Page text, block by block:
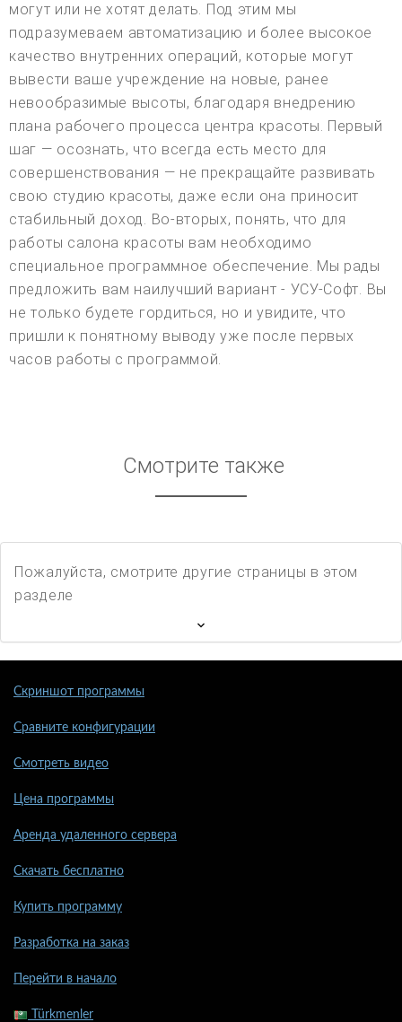
могут или не хотят делать. Под этим мы
подразумеваем автоматизацию и более высокое
качество внутренних операций, которые могут
вывести ваше учреждение на новые, ранее
невообразимые высоты, благодаря внедрению
плана рабочего процесса центра красоты. Первый
шаг — осознать, что всегда есть место для
совершенствования — не прекращайте развивать
свою студию красоты, даже если она приносит
стабильный доход. Во-вторых, понять, что для
работы салона красоты вам необходимо
специальное программное обеспечение. Мы рады
предложить вам наилучший вариант - УСУ-Софт. Вы
не только будете гордиться, но и увидите, что
пришли к понятному выводу уже после первых
часов работы с программой.
Смотрите также
Пожалуйста, смотрите другие страницы в этом
разделе
Скриншот программы
Сравните конфигурации
Смотреть видео
Цена программы
Аренда удаленного сервера
Скачать бесплатно
Купить программу
Разработка на заказ
Перейти в начало
Türkmenler